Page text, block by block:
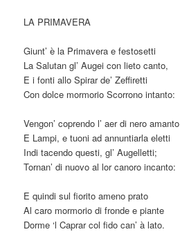
LA PRIMAVERA
Giunt’ è la Primavera e festosetti
La Salutan gl’ Augei con lieto canto,
E i fonti allo Spirar de’ Zeffiretti
Con dolce mormorio Scorrono intanto:
Vengon’ coprendo l’ aer di nero amanto
E Lampi, e tuoni ad annuntiarla eletti
Indi tacendo questi, gl’ Augelletti;
Tornan’ di nuovo al lor canoro incanto:
E quindi sul fiorito ameno prato
Al caro mormorio di fronde e piante
Dorme ‘l Caprar col fido can’ à lato.